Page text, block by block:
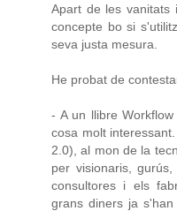
Apart de les
concepte bo si
seva justa mesura.
He probat de
- A un llibre
cosa molt
2.0), al mon de la
per visionaris,
consultores i els
grans diners ja